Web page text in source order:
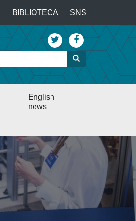
Top
menu
BIBLIOTECA SNS
Cerca
Cerca
English
news